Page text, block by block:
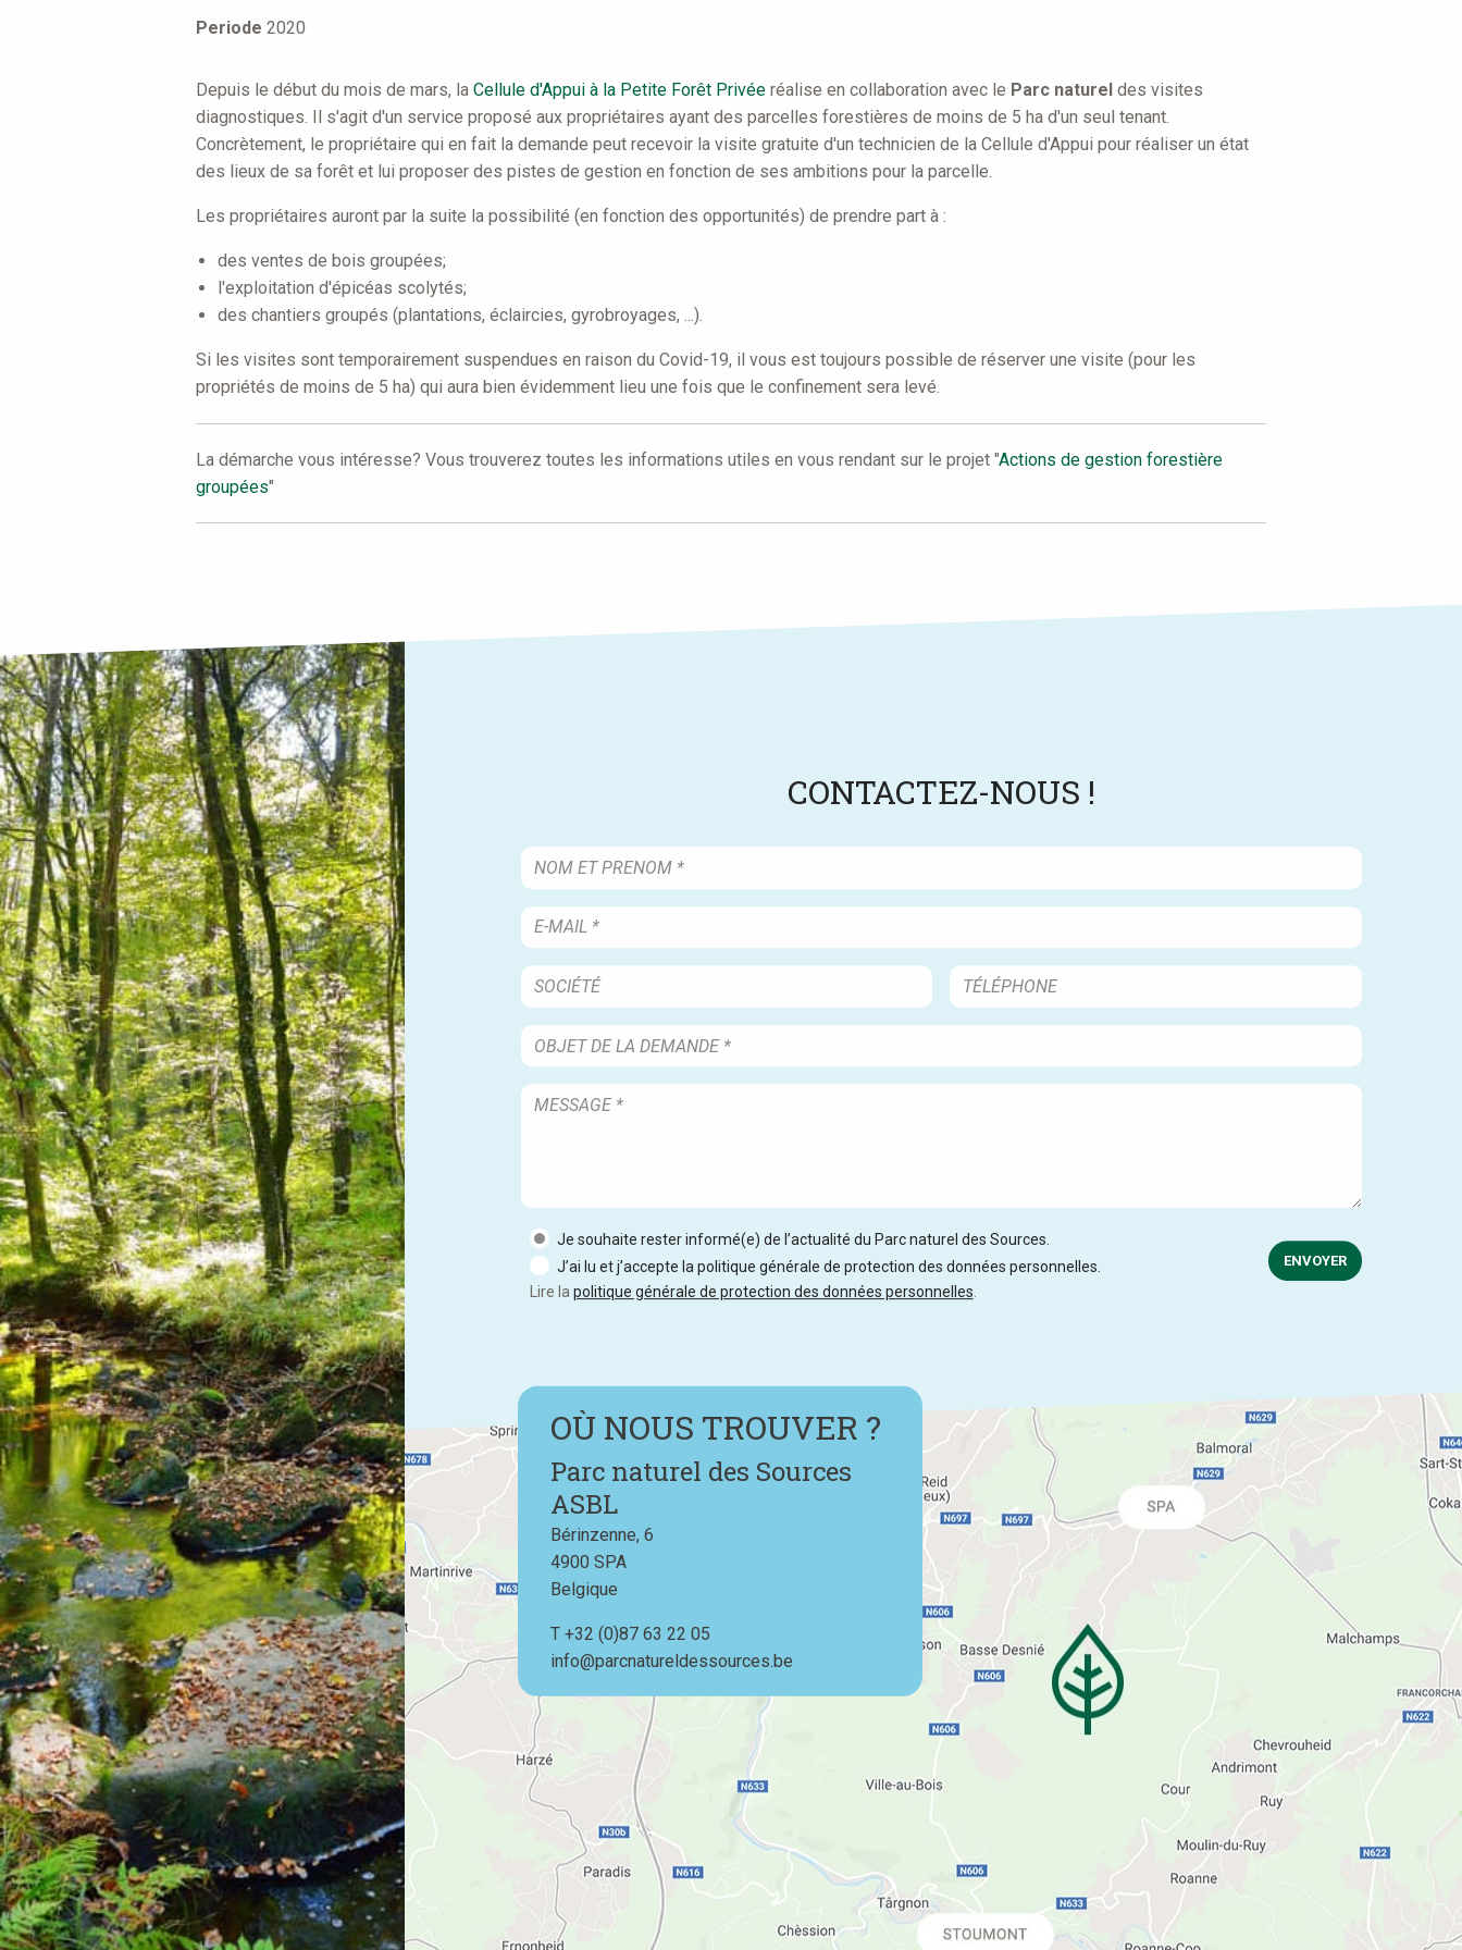
here
Periode 2020
Depuis le début du mois de mars, la Cellule d'Appui à la Petite Forêt Privée réalise en collaboration avec le Parc naturel des visites
diagnostiques. Il s'agit d'un service proposé aux propriétaires ayant des parcelles forestières de moins de 5 ha d'un seul tenant.
Concrètement, le propriétaire qui en fait la demande peut recevoir la visite gratuite d'un technicien de la Cellule d'Appui pour réaliser un état
des lieux de sa forêt et lui proposer des pistes de gestion en fonction de ses ambitions pour la parcelle.
Les propriétaires auront par la suite la possibilité (en fonction des opportunités) de prendre part à :
des ventes de bois groupées;
l'exploitation d'épicéas scolytés;
des chantiers groupés (plantations, éclaircies, gyrobroyages, ...).
Si les visites sont temporairement suspendues en raison du Covid-19, il vous est toujours possible de réserver une visite (pour les
propriétés de moins de 5 ha) qui aura bien évidemment lieu une fois que le confinement sera levé.
La démarche vous intéresse? Vous trouverez toutes les informations utiles en vous rendant sur le projet "Actions de gestion forestière
groupées"
CONTACTEZ-NOUS !
Je souhaite rester informé(e) de l’actualité du Parc naturel des Sources.
J’ai lu et j’accepte la politique générale de protection des données personnelles.
Lire lapolitique générale de protection des données personnelles.
ENVOYER
OÙ NOUS TROUVER ?
Parc naturel des Sources
ASBL
Bérinzenne, 6
4900 SPA
Belgique
T Téléphone
+32 (0)87 63 22 05
info@parcnatureldessources.be